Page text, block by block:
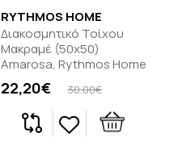
RYTHMOS HOME
Διακοσμητικό Τοίχου
Μακραμέ (50x50)
Amarosa, Rythmos Home
30,00€
22,20€